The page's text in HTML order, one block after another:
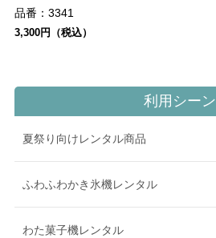
品番： 3341
3,300円（税込）
利用シーン
夏祭り向けレンタル商品
ふわふわかき氷機レンタル
わた菓子機レンタル